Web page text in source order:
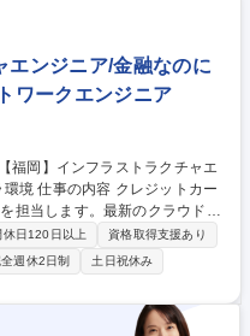
制御を実装。開発チームと連
）にセキュリティを組み込み
種AWSネイティブサービスの設
ム・顧客間のブリッジとして技
ンシデント分析まで幅広く支援
エンジニア/金融なのに
ワークエンジニア
トカー
担当します。最新のクラウド技
、「金融なのに自由で速い」イ
・Azure・オ
ンフラの設計・構築と、IaCに
境（出島）の構築 ■SLO/SLIの
休日120日以上
資格取得支援あり
週休2日制
土日祝休み